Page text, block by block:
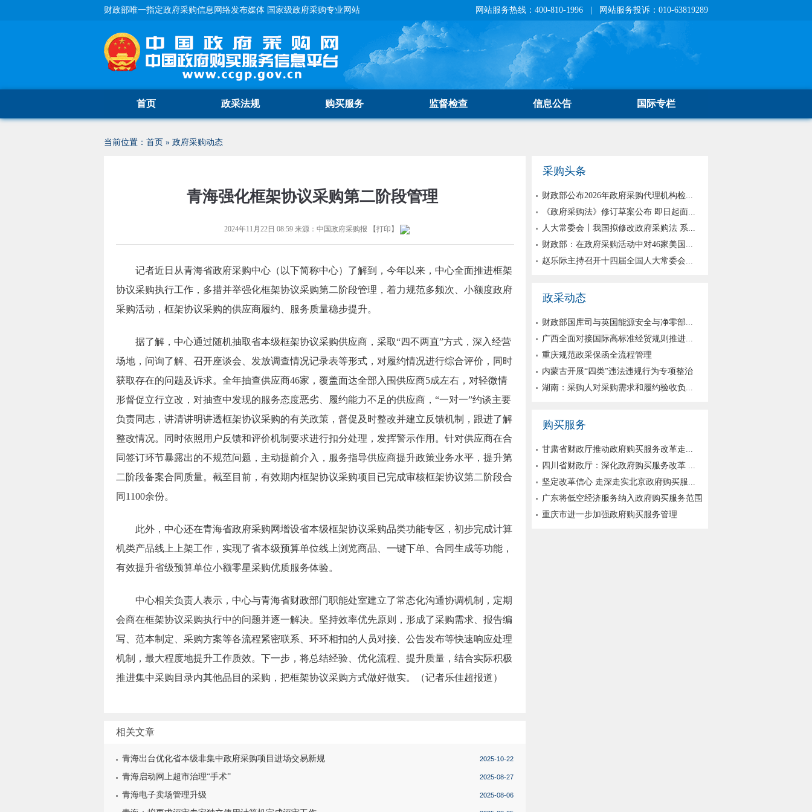
财政部唯一指定政府采购信息网络发布媒体 国家级政府采购专业网站 网站服务热线：400-810-1996 | 网站服务投诉：010-63819289
首页 政采法规 购买服务 监督检查 信息公告 国际专栏
当前位置： 首页 » 政府采购动态
青海强化框架协议采购第二阶段管理
2024年11月22日 08:59来源： 中国政府采购报 【打印 】
记者近日从青海省政府采购中心（以下简称中心）了解到，今年以来，中心全面推进框架
协议采购执行工作，多措并举强化框架协议采购第二阶段管理，着力规范多频次、小额度政府
采购活动，框架协议采购的供应商履约、服务质量稳步提升。
据了解，中心通过随机抽取省本级框架协议采购供应商，采取“四不两直”方式，深入经营
场地，问询了解、召开座谈会、发放调查情况记录表等形式，对履约情况进行综合评价，同时
获取存在的问题及诉求。全年抽查供应商46家，覆盖面达全部入围供应商5成左右，对轻微情
形督促立行立改，对抽查中发现的服务态度恶劣、履约能力不足的供应商，“一对一”约谈主要
负责同志，讲清讲明讲透框架协议采购的有关政策，督促及时整改并建立反馈机制，跟进了解
整改情况。同时依照用户反馈和评价机制要求进行扣分处理，发挥警示作用。针对供应商在合
同签订环节暴露出的不规范问题，主动提前介入，服务指导供应商提升政策业务水平，提升第
二阶段备案合同质量。截至目前，有效期内框架协议采购项目已完成审核框架协议第二阶段合
同1100余份。
此外，中心还在青海省政府采购网增设省本级框架协议采购品类功能专区，初步完成计算
机类产品线上上架工作，实现了省本级预算单位线上浏览商品、一键下单、合同生成等功能，
有效提升省级预算单位小额零星采购优质服务体验。
中心相关负责人表示，中心与青海省财政部门职能处室建立了常态化沟通协调机制，定期
会商在框架协议采购执行中的问题并逐一解决。坚持效率优先原则，形成了采购需求、报告编
写、范本制定、采购方案等各流程紧密联系、环环相扣的人员对接、公告发布等快速响应处理
机制，最大程度地提升工作质效。下一步，将总结经验、优化流程、提升质量，结合实际积极
推进集中采购目录内其他品目的采购，把框架协议采购方式做好做实。（记者乐佳超报道）
相关文章
青海出台优化省本级非集中政府采购项目进场交易新规 2025-10-22
青海启动网上超市治理“手术” 2025-08-27
青海电子卖场管理升级 2025-08-06
采购头条
财政部公布2026年政府采购代理机构检...
《政府采购法》修订草案公布 即日起面...
人大常委会丨我国拟修改政府采购法 系...
财政部：在政府采购活动中对46家美国...
赵乐际主持召开十四届全国人大常委会...
政采动态
财政部国库司与英国能源安全与净零部...
广西全面对接国际高标准经贸规则推进...
重庆规范政采保函全流程管理
内蒙古开展“四类”违法违规行为专项整治
湖南：采购人对采购需求和履约验收负...
购买服务
甘肃省财政厅推动政府购买服务改革走...
四川省财政厅：深化政府购买服务改革 ...
坚定改革信心 走深走实北京政府购买服...
广东将低空经济服务纳入政府购买服务范围
重庆市进一步加强政府购买服务管理